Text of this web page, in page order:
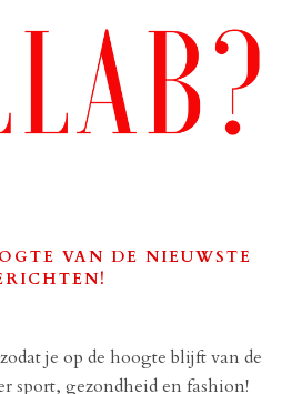
VAN DE NIEUWSTE
je op de hoogte blijft van de
sport, gezondheid en fashion!